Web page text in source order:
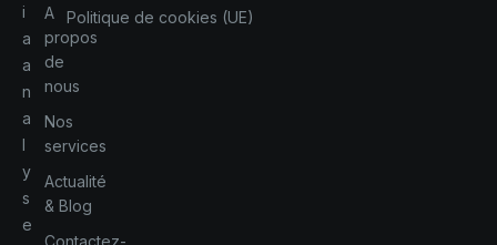
i
a
a
n
a
l
y
s
e
A
propos
de
nous
Nos
services
Actualité
& Blog
Contactez-
Politique de cookies (UE)